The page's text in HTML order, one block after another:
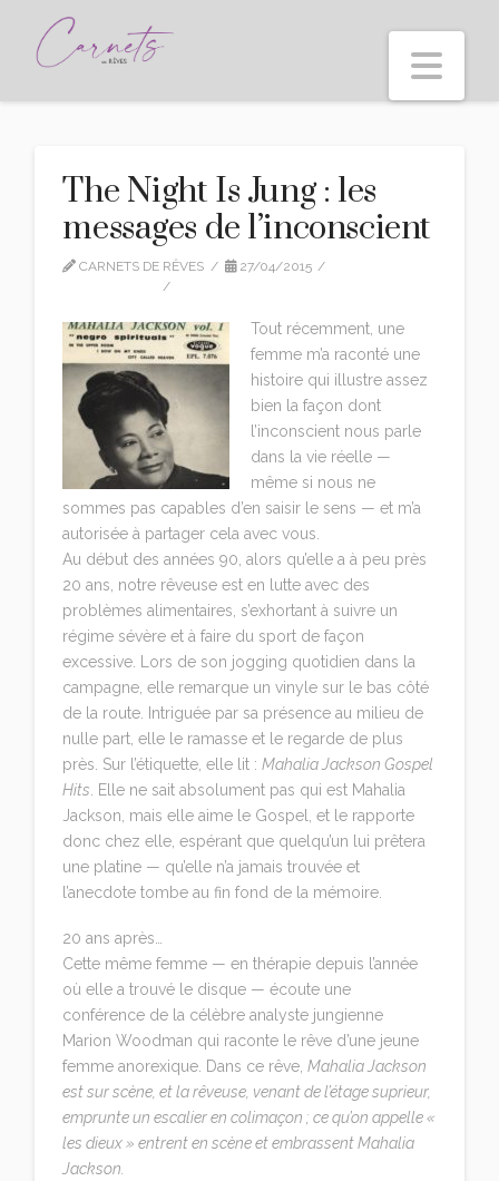
The Night Is Jung : les
messages de l’inconscient
CARNETS DE RÊVES
27/04/2015
Tout récemment, une
femme m’a raconté une
histoire qui illustre assez
bien la façon dont
l’inconscient nous parle
dans la vie réelle —
même si nous ne
sommes pas capables d’en saisir le sens — et m’a
autorisée à partager cela avec vous.
Au début des années 90, alors qu’elle a à peu près
20 ans, notre rêveuse est en lutte avec des
problèmes alimentaires, s’exhortant à suivre un
régime sévère et à faire du sport de façon
excessive. Lors de son jogging quotidien dans la
campagne, elle remarque un vinyle sur le bas côté
de la route. Intriguée par sa présence au milieu de
nulle part, elle le ramasse et le regarde de plus
près. Sur l’étiquette, elle lit :Mahalia Jackson Gospel
Hits . Elle ne sait absolument pas qui est Mahalia
Jackson, mais elle aime le Gospel, et le rapporte
donc chez elle, espérant que quelqu’un lui prêtera
une platine — qu’elle n’a jamais trouvée et
l’anecdote tombe au fin fond de la mémoire.
20 ans après…
Cette même femme — en thérapie depuis l’année
où elle a trouvé le disque — écoute une
conférence de la célèbre analyste jungienne
Marion Woodman qui raconte le rêve d’une jeune
femme anorexique. Dans ce rêve,Mahalia Jackson
est sur scène, et la rêveuse, venant de l’étage suprieur,
emprunte un escalier en colimaçon ; ce qu’on appelle «
les dieux » entrent en scène et embrassent Mahalia
Jackson.